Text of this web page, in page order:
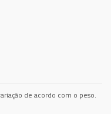
de acordo com o peso.